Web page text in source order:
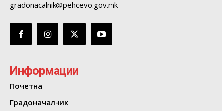
gradonacalnik@pehcevo.gov.mk
Информации
Почетна
Градоначалник